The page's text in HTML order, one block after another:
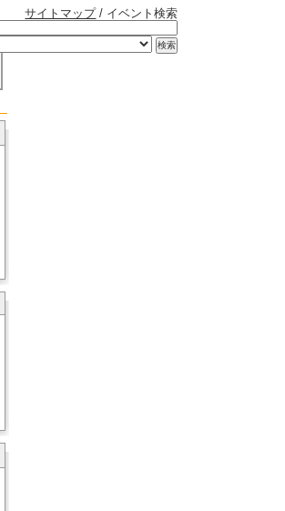
サイトマップ/ イベント検索